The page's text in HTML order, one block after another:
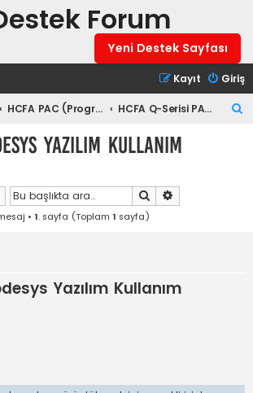
Forum
Yeni Destek Sayfası
Giriş
Kayıt
HCFA PAC (Programlanabilir Otomasyon Kontrol Cihazı) HCFA Q-Serisi PAC Teknik Dokümanlar
Yazılım Kullanım
Ara
• 1. sayfa (Toplam 1 sayfa)
Yazılım Kullanım